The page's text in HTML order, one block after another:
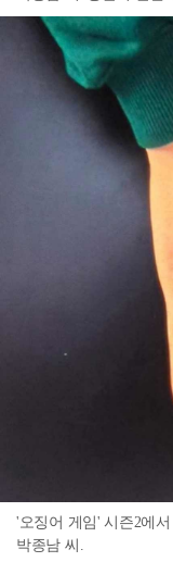
'오징어 게임' 시즌2에
박종남 씨.